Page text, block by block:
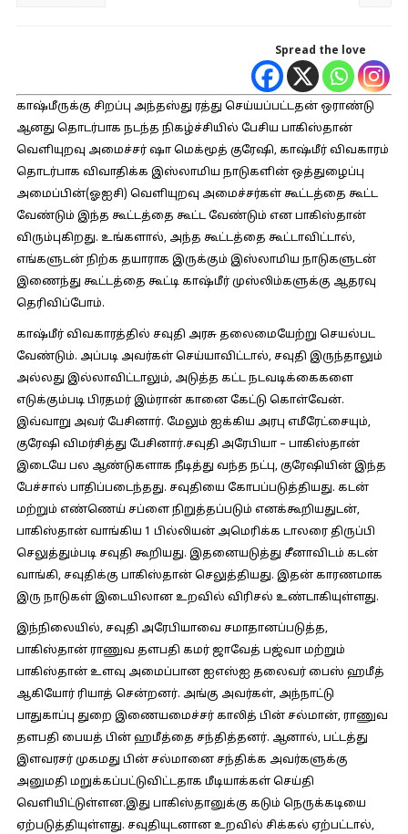
Spread the love
காஷ்மீருக்கு சிறப்பு அந்தஸ்து ரத்து செய்யப்பட்டதன் ஒராண்டு
ஆனது தொடர்பாக நடந்த நிகழ்ச்சியில் பேசிய பாகிஸ்தான்
வெளியுறவு அமைச்சர் ஷா மெக்மூத் குரேஷி, காஷ்மீர் விவகாரம்
தொடர்பாக விவாதிக்க இஸ்லாமிய நாடுகளின் ஒத்துழைப்பு
அமைப்பின்(ஓஐசி) வெளியுறவு அமைச்சர்கள் கூட்டத்தை கூட்ட
வேண்டும் இந்த கூட்டத்தை கூட்ட வேண்டும் என பாகிஸ்தான்
விரும்புகிறது. உங்களால், அந்த கூட்டத்தை கூட்டாவிட்டால்,
எங்களுடன் நிற்க தயாராக இருக்கும் இஸ்லாமிய நாடுகளுடன்
இணைந்து கூட்டத்தை கூட்டி காஷ்மீர் முஸ்லிம்களுக்கு ஆதரவு
தெரிவிப்போம்.
காஷ்மீர் விவகாரத்தில் சவுதி அரசு தலைமையேற்று செயல்பட
வேண்டும். அப்படி அவர்கள் செய்யாவிட்டால், சவுதி இருந்தாலும்
அல்லது இல்லாவிட்டாலும், அடுத்த கட்ட நடவடிக்கைகளை
எடுக்கும்படி பிரதமர் இம்ரான் கானை கேட்டு கொள்வேன்.
இவ்வாறு அவர் பேசினார். மேலும் ஐக்கிய அரபு எமீரேட்சையும்,
குரேஷி விமர்சித்து பேசினார்.சவுதி அரேபியா – பாகிஸ்தான்
இடையே பல ஆண்டுகளாக நீடித்து வந்த நட்பு, குரேஷியின் இந்த
பேச்சால் பாதிப்படைந்தது. சவுதியை கோபப்படுத்தியது. கடன்
மற்றும் எண்ணெய் சப்ளை நிறுத்தப்படும் எனக்கூறியதுடன்,
பாகிஸ்தான் வாங்கிய 1 பில்லியன் அமெரிக்க டாலரை திருப்பி
செலுத்தும்படி சவுதி கூறியது. இதனையடுத்து சீனாவிடம் கடன்
வாங்கி, சவுதிக்கு பாகிஸ்தான் செலுத்தியது. இதன் காரணமாக
இரு நாடுகள் இடையிலான உறவில் விரிசல் உண்டாகியுள்ளது.
இந்நிலையில், சவுதி அரேபியாவை சமாதானப்படுத்த,
பாகிஸ்தான் ராணுவ தளபதி கமர் ஜாவேத் பஜ்வா மற்றும்
பாகிஸ்தான் உளவு அமைப்பான ஐஎஸ்ஐ தலைவர் பைஸ் ஹமீத்
ஆகியோர் ரியாத் சென்றனர். அங்கு அவர்கள், அந்நாட்டு
பாதுகாப்பு துறை இணையமைச்சர் காலித் பின் சல்மான், ராணுவ
தளபதி பையத் பின் ஹமீத்தை சந்தித்தனர். ஆனால், பட்டத்து
இளவரசர் முகமது பின் சல்மானை சந்திக்க அவர்களுக்கு
அனுமதி மறுக்கப்பட்டுவிட்டதாக மீடியாக்கள் செய்தி
வெளியிட்டுள்ளன.இது பாகிஸ்தானுக்கு கடும் நெருக்கடியை
ஏற்படுத்தியுள்ளது. சவுதியுடனான உறவில் சிக்கல் ஏற்பட்டால்,